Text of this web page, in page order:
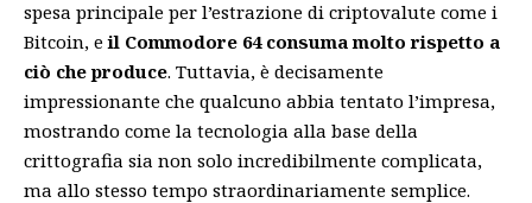
spesa principale per l’estrazione di criptovalute come i
Bitcoin, eil Commodore 64 consuma molto rispetto a
ciò che produce. Tuttavia, è decisamente
impressionante che qualcuno abbia tentato l’impresa,
mostrando come la tecnologia alla base della
crittografia sia non solo incredibilmente complicata,
ma allo stesso tempo straordinariamente semplice.